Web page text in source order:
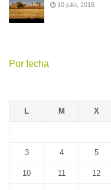
10 julio, 2016
Por fecha
L M X
3 4 5
10 11 12